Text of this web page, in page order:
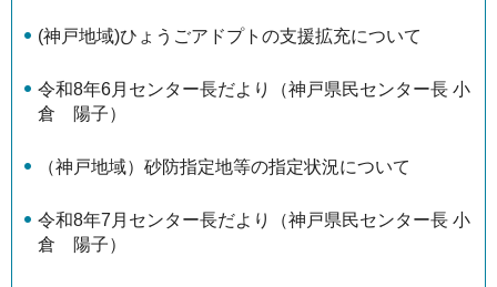
(神戸地域)ひょうごアドプトの支援拡充について
令和8年6月センター長だより（神戸県民センター長 小
倉 陽子）
（神戸地域）砂防指定地等の指定状況について
令和8年7月センター長だより（神戸県民センター長 小
倉 陽子）